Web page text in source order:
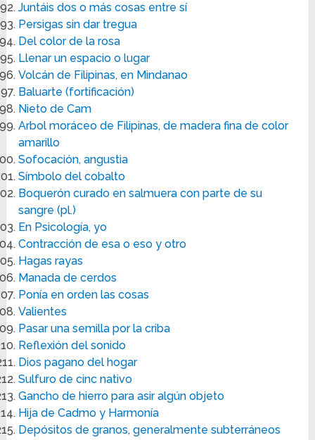
Juntáis dos o más cosas entre sí
Persigas sin dar tregua
Del color de la rosa
Llenar un espacio o lugar
Volcán de Filipinas, en Mindanao
Baluarte (fortificación)
Nieto de Cam
Arbol moráceo de Filipinas, de madera fina de color
amarillo
Sofocación, angustia
Símbolo del cobalto
Boquerón curado en salmuera con parte de su
sangre (pl.)
En Psicología, yo
Contracción de esa o eso y otro
Hagas rayas
Manada de cerdos
Ponía en orden las cosas
Valientes
Pasar una semilla por la criba
Reflexión del sonido
Dios pagano del hogar
Sulfuro de cinc nativo
Gancho de hierro para asir algún objeto
Hija de Cadmo y Harmonía
Depósitos de granos, generalmente subterráneos